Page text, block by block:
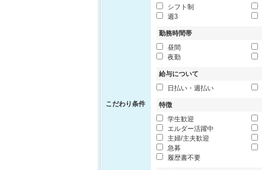
こだわり条件
シフト制
週3
勤務時間帯
昼間
夜勤
給与について
日払い・週払い
特徴
学生歓迎
エルダー活躍中
主婦/主夫歓迎
急募
履歴書不要